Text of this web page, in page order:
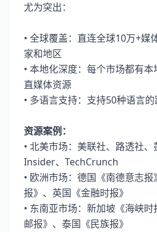
尤为突出：
• 全球覆盖：直连全球10万+媒
家和地区
• 本地化深度：每个市场都有
直媒体资源
• 多语言支持：支持50种语言
资源案例：
• 北美市场：美联社、路透社
Insider、TechCrunch
• 欧洲市场：德国《南德意志
报》、英国《金融时报》
• 东南亚市场：新加坡《海峡
邮报》、泰国《民族报》